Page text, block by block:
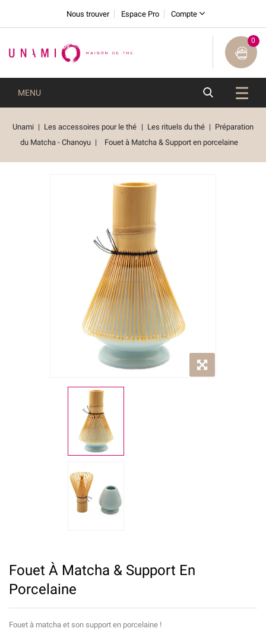
Nous trouver Espace Pro Compte
0
MENU
Unami Les accessoires pour le thé Les rituels du thé
Préparation
du Matcha - Chanoyu
Fouet à Matcha & Support en porcelaine
Fouet À Matcha & Support En
Porcelaine
Fouet à matcha et son support en porcelaine !